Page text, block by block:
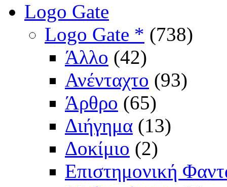
Logo Gate
Logo Gate * (738)
Άλλο (42)
Ανένταχτο (93)
Άρθρο (65)
Διήγημα (13)
Δοκίμιο (2)
Επιστημονική